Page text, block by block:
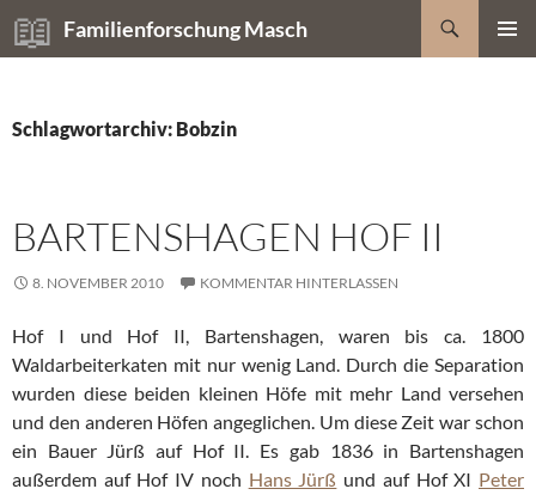
Zum
Inhalt
Familienforschung Masch
Suchen
Schlagwortarchiv: Bobzin
BARTENSHAGEN HOF II
8. NOVEMBER 2010 KOMMENTAR HINTERLASSEN
Hof I und Hof II, Bartenshagen, waren bis ca. 1800
Waldarbeiterkaten mit nur wenig Land. Durch die Separation
wurden diese beiden kleinen Höfe mit mehr Land versehen
und den anderen Höfen angeglichen. Um diese Zeit war schon
ein Bauer Jürß auf Hof II. Es gab 1836 in Bartenshagen
außerdem auf Hof IV noch Hans Jürß und auf Hof XI Peter